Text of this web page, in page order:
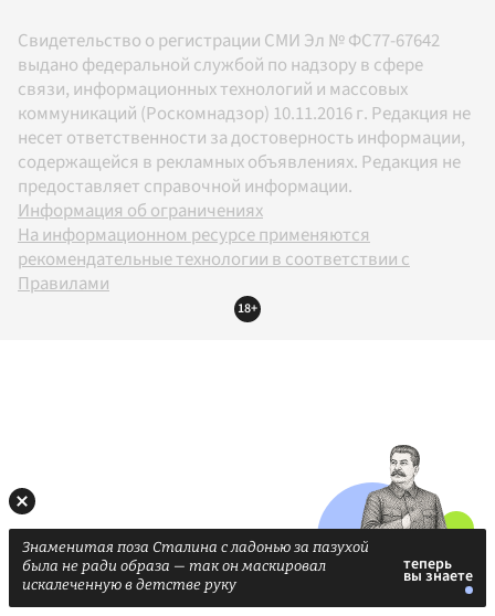
Свидетельство о регистрации СМИ Эл № ФС77-67642
выдано федеральной службой по надзору в сфере
связи, информационных технологий и массовых
коммуникаций (Роскомнадзор) 10.11.2016 г. Редакция не
несет ответственности за достоверность информации,
содержащейся в рекламных объявлениях. Редакция не
предоставляет справочной информации.
Информация об ограничениях
На информационном ресурсе применяются
рекомендательные технологии в соответствии с
Правилами
18+
Знаменитая поза Сталина с ладонью за пазухой
была не ради образа — так он маскировал
искалеченную в детстве руку